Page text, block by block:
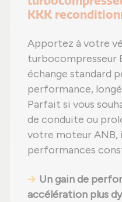
KKK
Apportez à votre
turbocompresseur
échange standard
performance,
Parfait si vous
de conduite ou
votre moteur ANB,
performances
Un gain de
accélération plus